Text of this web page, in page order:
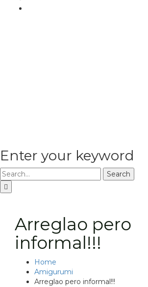
Enter your keyword
Search
Arreglao pero
informal!!!
Home
Amigurumi
Arreglao pero informal!!!